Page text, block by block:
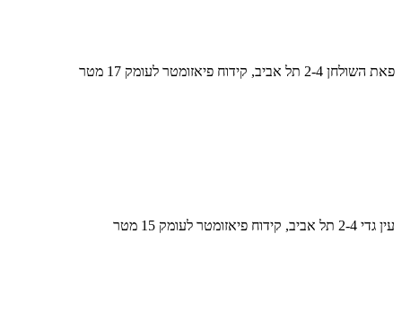
פאת השולחן 2-4 תל אביב, קידוח פיאזומטר לעומק 17 מטר
עין גדי 2-4 תל אביב, קידוח פיאזומטר לעומק 15 מטר